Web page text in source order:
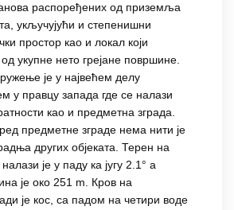
распоређених од приземља
укључујући и степенишни
простор као и локал који
укупне нето грејане површине.
је у највећем делу
у правцу запада где се налази
као и предметна зграда.
предметне зграде нема нити је
других објеката. Терен на
је у паду ка југу 2.1° а
је око 251 m. Кров на
је кос, са падом на четири воде